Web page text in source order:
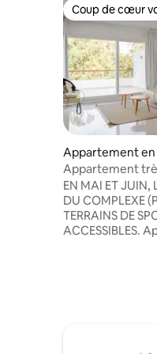
Coup de cœur
Coup de cœur
Appartement
⋅ Punta Ballena
Appartement
Park
EN MAI ET JUIN,
DU COMPLEXE
TERRAINS DE
ACCESSIBLES.
Solanas
de verdure et à
plage. Idéal
aux activités